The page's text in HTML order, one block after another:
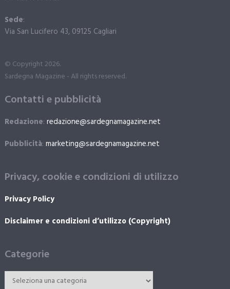
Sede:
Via San Lucifero 43, 09125 Cagliari
© Copyright 2026.
Sardegna Magazine - All rights reserved.
Contatti e pubblicità
Redazione: redazione@sardegnamagazine.net
Pubblicità: marketing@sardegnamagazine.net
Privacy, cookie e condizioni di utilizzo
Privacy Policy
Disclaimer e condizioni d’utilizzo (Copyright)
Categorie